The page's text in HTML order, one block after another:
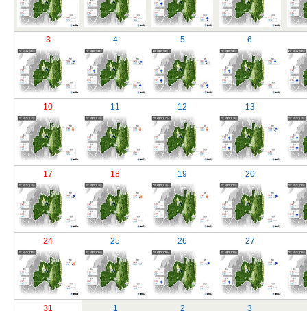
3 4 5 6
10 11 12 13
17 18 19 20
24 25 26 27
31 1 2 3